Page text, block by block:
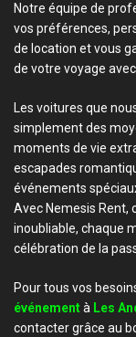
Notre équipe de
vos préférences,
de location et vous
de votre voyage avec
Les voitures que
simplement des
moments de vie
escapades
événements
Avec Nemesis Rent,
inoubliable, chaque
célébration de la
Pour tous vos
événementà Les
contacter grâce au